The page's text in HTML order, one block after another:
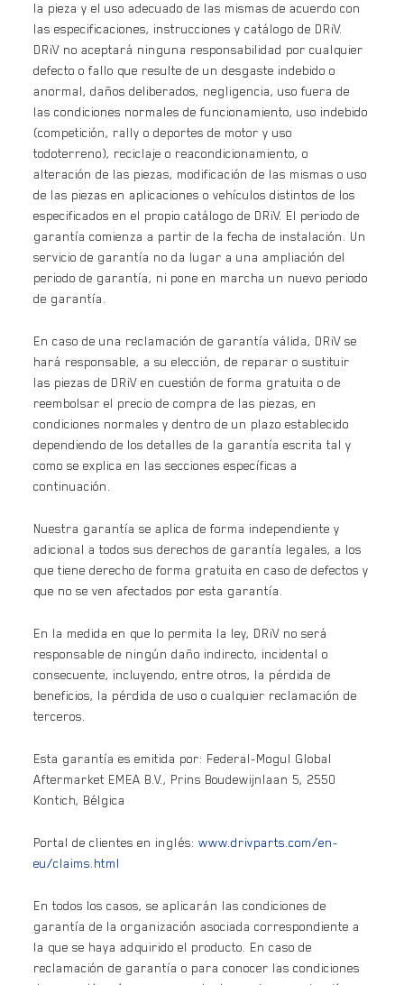
la pieza y el uso adecuado de las mismas de acuerdo con
las especificaciones, instrucciones y catálogo de DRiV.
DRiV no aceptará ninguna responsabilidad por cualquier
defecto o fallo que resulte de un desgaste indebido o
anormal, daños deliberados, negligencia, uso fuera de
las condiciones normales de funcionamiento, uso indebido
(competición, rally o deportes de motor y uso
todoterreno), reciclaje o reacondicionamiento, o
alteración de las piezas, modificación de las mismas o uso
de las piezas en aplicaciones o vehículos distintos de los
especificados en el propio catálogo de DRiV. El periodo de
garantía comienza a partir de la fecha de instalación. Un
servicio de garantía no da lugar a una ampliación del
periodo de garantía, ni pone en marcha un nuevo periodo
de garantía.
En caso de una reclamación de garantía válida, DRiV se
hará responsable, a su elección, de reparar o sustituir
las piezas de DRiV en cuestión de forma gratuita o de
reembolsar el precio de compra de las piezas, en
condiciones normales y dentro de un plazo establecido
dependiendo de los detalles de la garantía escrita tal y
como se explica en las secciones específicas a
continuación.
Nuestra garantía se aplica de forma independiente y
adicional a todos sus derechos de garantía legales, a los
que tiene derecho de forma gratuita en caso de defectos y
que no se ven afectados por esta garantía.
En la medida en que lo permita la ley, DRiV no será
responsable de ningún daño indirecto, incidental o
consecuente, incluyendo, entre otros, la pérdida de
beneficios, la pérdida de uso o cualquier reclamación de
terceros.
Esta garantía es emitida por: Federal-Mogul Global
Aftermarket EMEA B.V., Prins Boudewijnlaan 5, 2550
Kontich, Bélgica
Portal de clientes en inglés:www.drivparts.com/en-
eu/claims.html
En todos los casos, se aplicarán las condiciones de
garantía de la organización asociada correspondiente a
la que se haya adquirido el producto. En caso de
reclamación de garantía o para conocer las condiciones